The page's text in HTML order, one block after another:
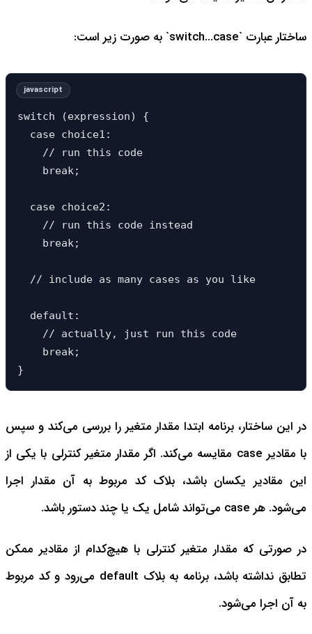
ساختار عبارت `switch...case` به صورت زیر است:
switch (expression) {
  case choice1:
    // run this code
    break;
  case choice2:
    // run this code instead
    break;
  // include as many cases as you like
  default:
    // actually, just run this code
    break;
}
در این ساختار، برنامه ابتدا مقدار متغیر را بررسی می‌کند و سپس
با مقادیر case مقایسه می‌کند. اگر مقدار متغیر کنترلی با یکی از
این مقادیر یکسان باشد، بلاک کد مربوط به آن مقدار اجرا
می‌شود. هر case می‌تواند شامل یک یا چند دستور باشد.
در صورتی که مقدار متغیر کنترلی با هیچ‌کدام از مقادیر ممکن
تطابق نداشته باشد، برنامه به بلاک default می‌رود و کد مربوط
به آن اجرا می‌شود.